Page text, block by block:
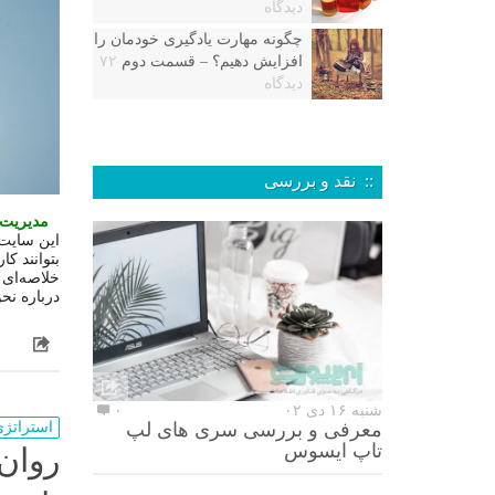
این
بتوانند
خلاصه‌ای
درباره
دیدگاه
چگونه مهارت یادگیری خودمان را
افزایش دهیم؟ – قسمت دوم ۷۲
دیدگاه
:: نقد و بررسی
شنبه ۱۶ دی ۰۲ ۰
معرفی و بررسی سری های لپ
تاپ ایسوس